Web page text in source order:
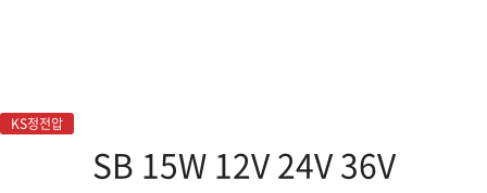
KS정전압
SB 15W 12V 24V 36V